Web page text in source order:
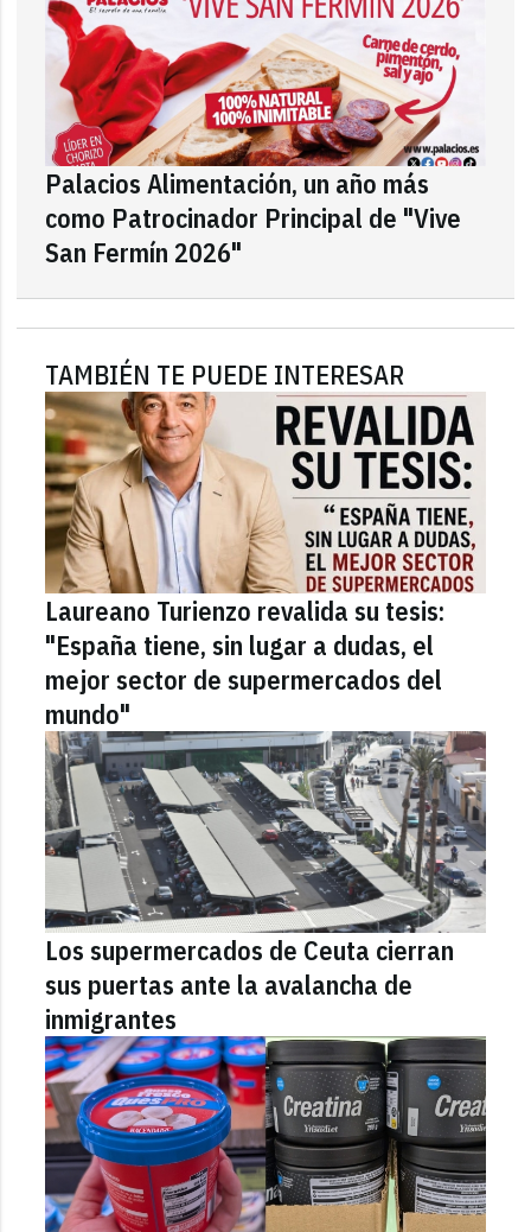
Palacios Alimentación, un año más
como Patrocinador Principal de "Vive
San Fermín 2026"
TAMBIÉN TE PUEDE INTERESAR
Laureano Turienzo revalida su tesis:
"España tiene, sin lugar a dudas, el
mejor sector de supermercados del
mundo"
Los supermercados de Ceuta cierran
sus puertas ante la avalancha de
inmigrantes